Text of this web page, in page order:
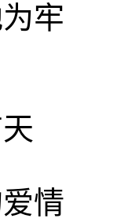
牢
情